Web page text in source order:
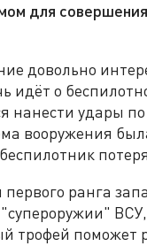
для
довольно
идёт о
нанести удары
вооружения
ранга
ВСУ,
трофей поможет